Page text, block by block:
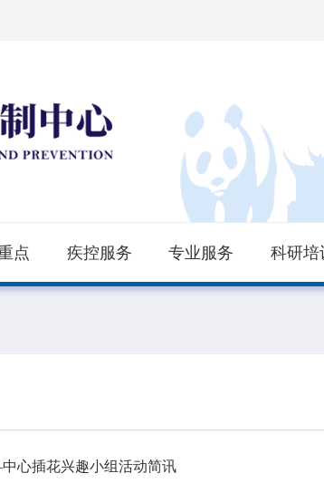
点 疾控服务 专业服务 科研培
心插花兴趣小组活动简讯